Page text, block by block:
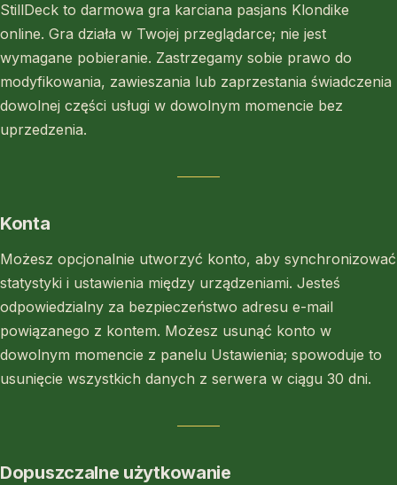
StillDeck to darmowa gra karciana pasjans Klondike
online. Gra działa w Twojej przeglądarce; nie jest
wymagane pobieranie. Zastrzegamy sobie prawo do
modyfikowania, zawieszania lub zaprzestania świadczenia
dowolnej części usługi w dowolnym momencie bez
uprzedzenia.
Konta
Możesz opcjonalnie utworzyć konto, aby synchronizować
statystyki i ustawienia między urządzeniami. Jesteś
odpowiedzialny za bezpieczeństwo adresu e-mail
powiązanego z kontem. Możesz usunąć konto w
dowolnym momencie z panelu Ustawienia; spowoduje to
usunięcie wszystkich danych z serwera w ciągu 30 dni.
Dopuszczalne użytkowanie